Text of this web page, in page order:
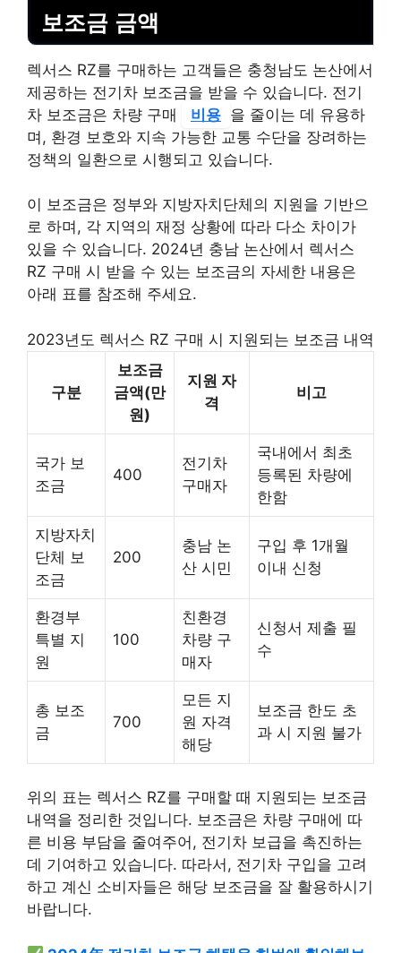
보조금 금액
렉서스 RZ를 구매하는 고객들은 충청남도 논산에서
제공하는 전기차 보조금을 받을 수 있습니다. 전기
차 보조금은 차량 구매
비용 을 줄이는 데 유용하
며, 환경 보호와 지속 가능한 교통 수단을 장려하는
정책의 일환으로 시행되고 있습니다.
이 보조금은 정부와 지방자치단체의 지원을 기반으
로 하며, 각 지역의 재정 상황에 따라 다소 차이가
있을 수 있습니다. 2024년 충남 논산에서 렉서스
RZ 구매 시 받을 수 있는 보조금의 자세한 내용은
아래 표를 참조해 주세요.
2023년도 렉서스 RZ 구매 시 지원되는 보조금 내역
구분
보조금
금액(만
원)
지원 자
격
비고
국가 보
조금
400
전기차
구매자
국내에서 최초
등록된 차량에
한함
지방자치
단체 보
조금
200
충남 논
산 시민
구입 후 1개월
이내 신청
환경부
특별 지
원
100
친환경
차량 구
매자
신청서 제출 필
수
총 보조
금
700
모든 지
원 자격
해당
보조금 한도 초
과 시 지원 불가
위의 표는 렉서스 RZ를 구매할 때 지원되는 보조금
내역을 정리한 것입니다. 보조금은 차량 구매에 따
른 비용 부담을 줄여주어, 전기차 보급을 촉진하는
데 기여하고 있습니다. 따라서, 전기차 구입을 고려
하고 계신 소비자들은 해당 보조금을 잘 활용하시기
바랍니다.